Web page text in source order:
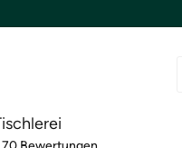
5 von 5 Sternen